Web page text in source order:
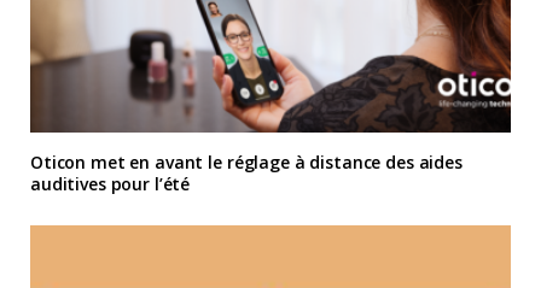
Oticon met en avant le réglage à distance des aides
auditives pour l’été